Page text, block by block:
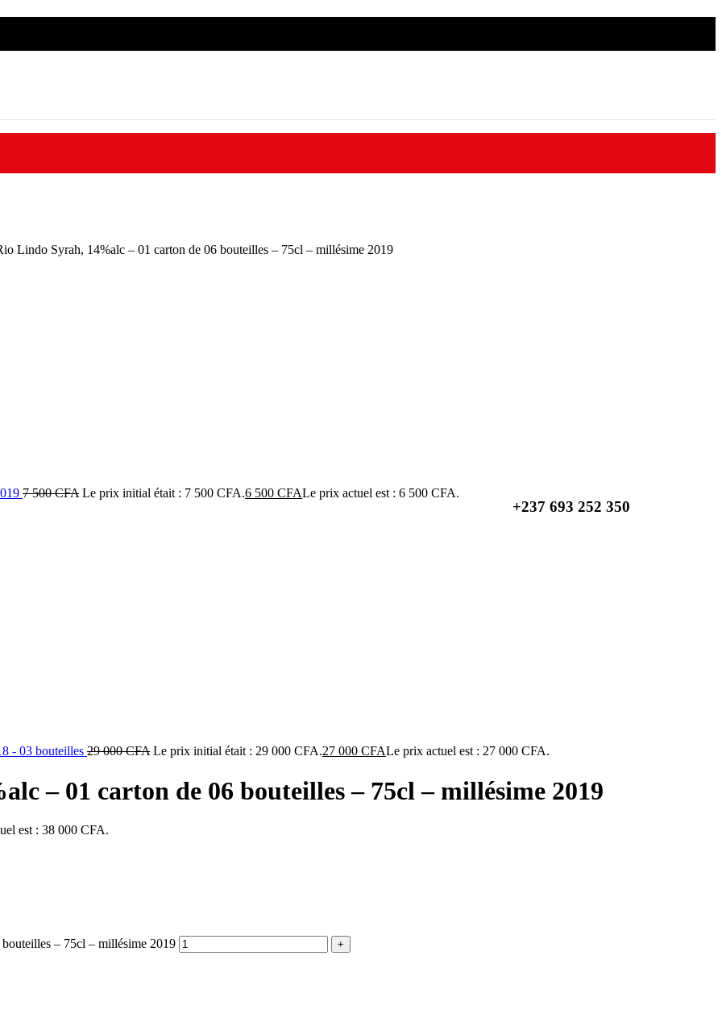
+237 693 252 350
Lindo Syrah, 14%alc – 01 carton de 06 bouteilles – 75cl – millésime 2019
7 500CFA Le prix initial était : 7 500 CFA.6 500 CFALe prix actuel est : 6 500 CFA.
- 03 bouteilles 29 000CFA Le prix initial était : 29 000 CFA.27 000 CFALe prix actuel est : 27 000 CFA.
– 01 carton de 06 bouteilles – 75cl – millésime 2019
est : 38 000 CFA.
– 75cl – millésime 2019